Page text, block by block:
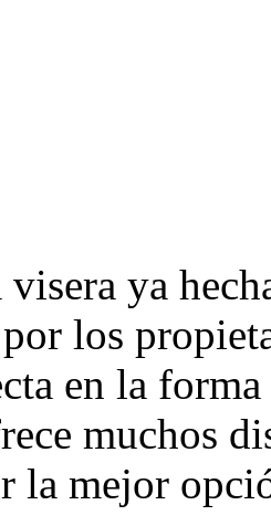
visera ya
los
en la
muchos
la mejor